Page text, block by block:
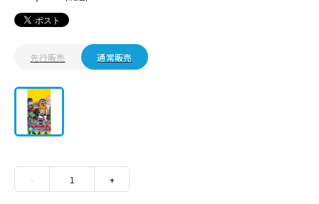
先行販売 通常販売
- 1 +